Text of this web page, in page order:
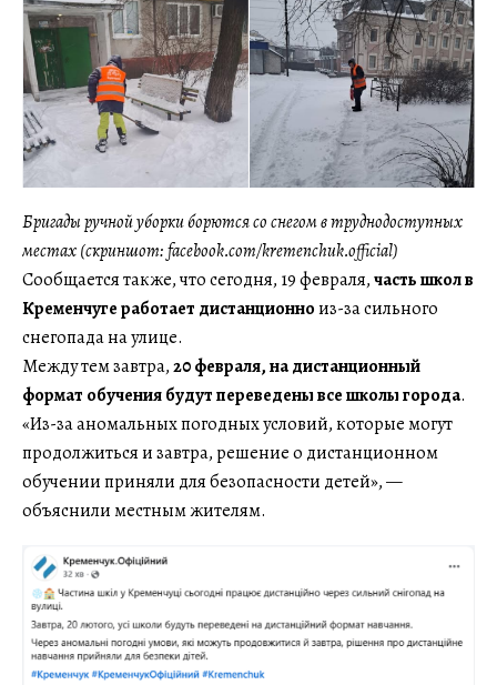
Бригады ручной уборки борются со снегом в труднодоступных
местах (скриншот: facebook.com/kremenchuk.official)
Сообщается также, что сегодня, 19 февраля,часть школ в
Кременчуге работает дистанционноиз-за сильного
снегопада на улице.
Между тем завтра,20 февраля, на дистанционный
формат обучения будут переведены все школы города.
«Из-за аномальных погодных условий, которые могут
продолжиться и завтра, решение о дистанционном
обучении приняли для безопасности детей», —
объяснили местным жителям.